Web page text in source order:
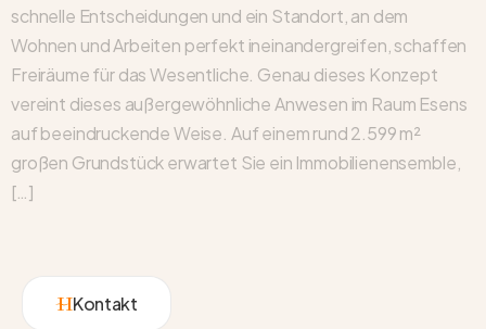
schnelle Entscheidungen und ein Standort, an dem
Wohnen und Arbeiten perfekt ineinandergreifen, schaffen
Freiräume für das Wesentliche. Genau dieses Konzept
vereint dieses außergewöhnliche Anwesen im Raum Esens
auf beeindruckende Weise. Auf einem rund 2.599 m²
großen Grundstück erwartet Sie ein Immobilienensemble,
[…]
Kontakt